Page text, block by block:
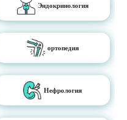
Эндокринология
ортопедия
Нефрология